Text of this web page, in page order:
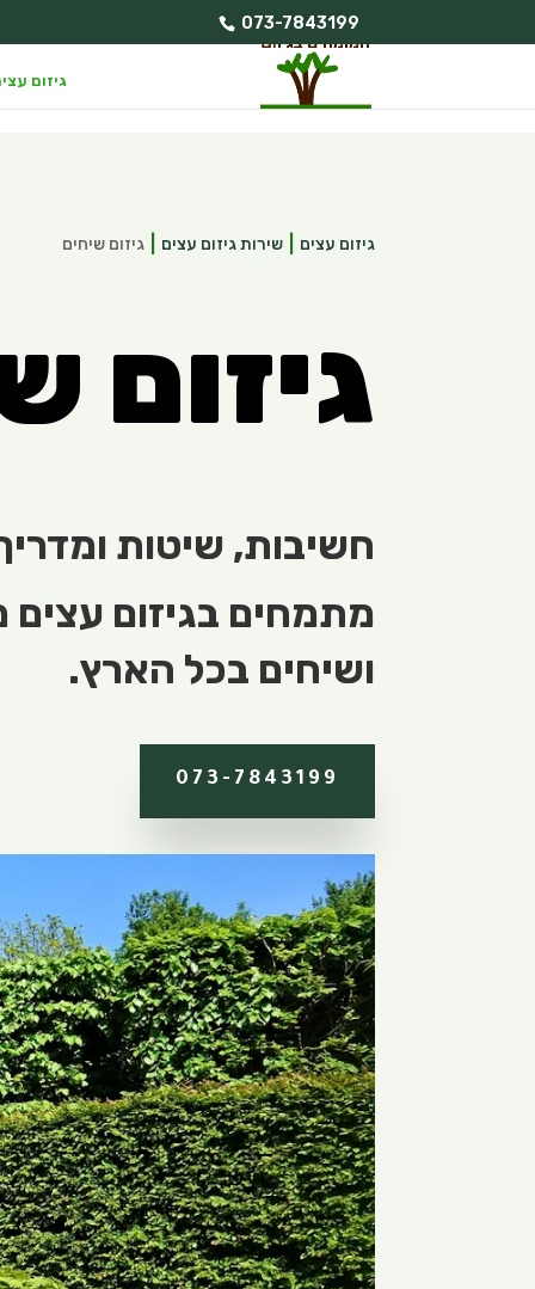
073-7843199
גיזום
גיזום עצים שירות גיזום עצים גיזום שיחים
גיזום
חשיבות, שיטות
מתמחים בגיזום עצים
ושיחים בכל הארץ.
073-7843199